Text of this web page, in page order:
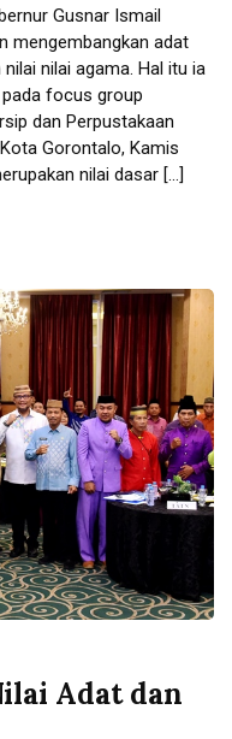
Gusnar Ismail
mengembangkan adat
nilai agama. Hal itu ia
focus group
dan Perpustakaan
Gorontalo, Kamis
nilai dasar […]
Adat dan